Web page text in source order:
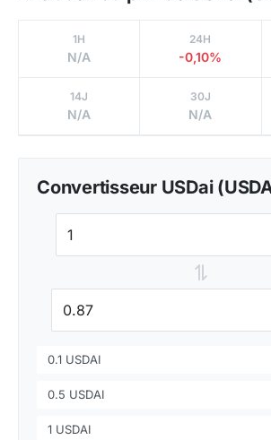
1H
N/A
24H
-0,10%
14J
N/A
30J
N/A
Convertisseur USDai
⇌
0.1 USDAI
0.5 USDAI
1 USDAI